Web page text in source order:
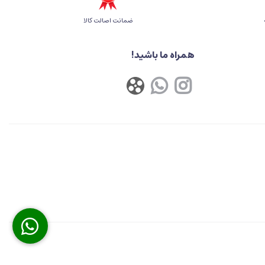
ضمانت اصالت کالا
همراه ما باشید!